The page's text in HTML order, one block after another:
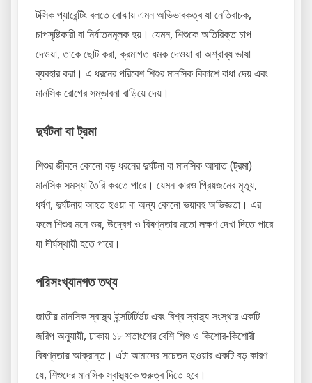
টক্সিক প্যারেন্টিং বলতে বোঝায় এমন অভিভাবকত্ব যা নেতিবাচক,
চাপসৃষ্টিকারী বা নির্যাতনমূলক হয়। যেমন, শিশুকে অতিরিক্ত চাপ
দেওয়া, তাকে ছোট করা, ক্রমাগত ধমক দেওয়া বা অশ্রাব্য ভাষা
ব্যবহার করা। এ ধরনের পরিবেশ শিশুর মানসিক বিকাশে বাধা দেয় এবং
মানসিক রোগের সম্ভাবনা বাড়িয়ে দেয়।
দুর্ঘটনা বা ট্রমা
শিশুর জীবনে কোনো বড় ধরনের দুর্ঘটনা বা মানসিক আঘাত (ট্রমা)
মানসিক সমস্যা তৈরি করতে পারে। যেমন কারও প্রিয়জনের মৃত্যু,
ধর্ষণ, দুর্ঘটনায় আহত হওয়া বা অন্য কোনো ভয়াবহ অভিজ্ঞতা। এর
ফলে শিশুর মনে ভয়, উদ্বেগ ও বিষণ্নতার মতো লক্ষণ দেখা দিতে পারে
যা দীর্ঘস্থায়ী হতে পারে।
পরিসংখ্যানগত তথ্য
জাতীয় মানসিক স্বাস্থ্য ইন্সটিটিউট এবং বিশ্ব স্বাস্থ্য সংস্থার একটি
জরিপ অনুযায়ী, ঢাকায় ১৮ শতাংশের বেশি শিশু ও কিশোর-কিশোরী
বিষণ্নতায় আক্রান্ত। এটা আমাদের সচেতন হওয়ার একটি বড় কারণ
যে, শিশুদের মানসিক স্বাস্থ্যকে গুরুত্ব দিতে হবে।